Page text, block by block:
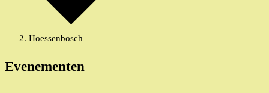
Hoessenbosch
Evenementen